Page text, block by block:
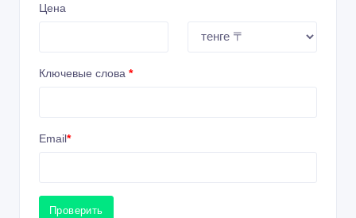
Цена
Ключевые слова *
Email*
Проверить